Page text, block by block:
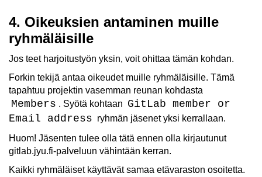
4. Oikeuksien antaminen muille
ryhmäläisille
Jos teet harjoitustyön yksin, voit ohittaa tämän kohdan.
Forkin tekijä antaa oikeudet muille ryhmäläisille. Tämä
tapahtuu projektin vasemman reunan kohdasta
Members . Syötä kohtaan GitLab member or
Email address ryhmän jäsenet yksi kerrallaan.
Huom! Jäsenten tulee olla tätä ennen olla kirjautunut
gitlab.jyu.fi-palveluun vähintään kerran.
Kaikki ryhmäläiset käyttävät samaa etävaraston osoitetta.